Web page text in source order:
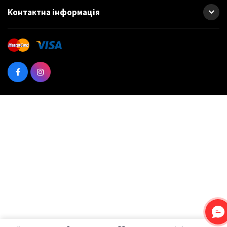
Cиликоновая смазка ATAS SILICON 250мл, спрей
Проникающая смазка ABRO, 283мл, AB 80
Силиконовая смазка HELPIX 400мл аэрозоль, 1589
Силиконовая смазка HELPIX, 200мл, аэрозоль, (1596)
Силиконовая смазка Rheinol SILIKON SPRAY 400мл, 30596
Контактна інформація